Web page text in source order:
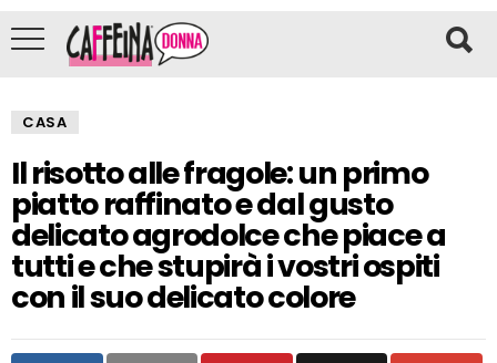
CASA
Il risotto alle fragole: un primo
piatto raffinato e dal gusto
delicato agrodolce che piace a
tutti e che stupirà i vostri ospiti
con il suo delicato colore